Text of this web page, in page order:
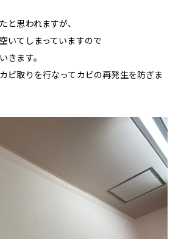
と思われますが、
いてしまっていますので
きます。
ビ取りを行なってカビの再発生を防ぎま